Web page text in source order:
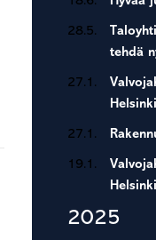
28.5.
tehdä
27.1.
Helsinki
27.1.
19.1.
Helsinki
2025